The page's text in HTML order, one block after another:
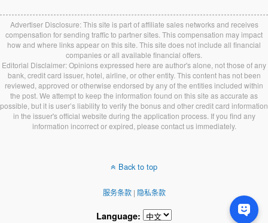
Advertiser Disclosure: This site is part of affiliate sales networks and receives
compensation for sending traffic to partner sites. This compensation may impact
how and where links appear on this site. This site does not include all financial
companies or all available financial offers.
Editorial Disclaimer: Opinions expressed here are author's alone, not those of any
bank, credit card issuer, hotel, airline, or other entity. This content has not been
reviewed, approved or otherwise endorsed by any of the entities included within
the post. We attempt to keep the information found on this site as accurate as
possible, but it is user’s liability to verify the bonus and other credit card information
in the issuer's official website during the application process. If you find any
information incorrect or expired, please contact us immediately.
Back to top
服务条款| 隐私条款
Language: